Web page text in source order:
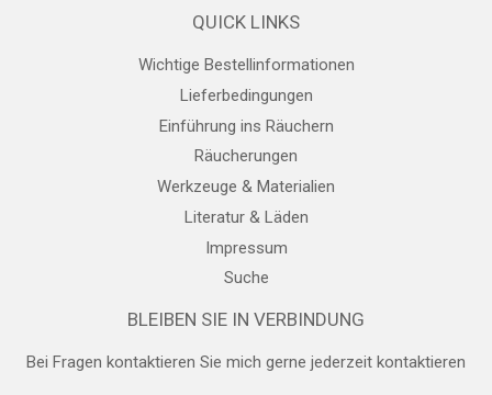
QUICK LINKS
Wichtige Bestellinformationen
Lieferbedingungen
Einführung ins Räuchern
Räucherungen
Werkzeuge & Materialien
Literatur & Läden
Impressum
Suche
BLEIBEN SIE IN VERBINDUNG
Bei Fragen kontaktieren Sie mich gerne jederzeit kontaktieren